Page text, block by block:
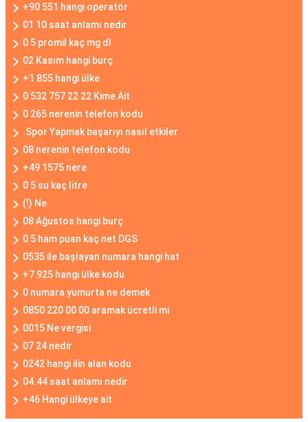
+90 551 hangi operatör
01 10 saat anlamı nedir
0 5 promil kaç mg dl
02 Kasım hangi burç
+1 855 hangi ülke
0 532 757 22 22 Kime Ait
0 265 nerenin telefon kodu
.Spor Yapmak başarıyı nasıl etkiler
08 nerenin telefon kodu
+49 1575 nere
0 5 su kaç litre
(!) Ne
08 Ağustos hangi burç
0 5 ham puan kaç net DGS
0535 ile başlayan numara hangi hat
+7 925 hangi ülke kodu
0 numara yumurta ne demek
0850 220 00 00 aramak ücretli mi
0015 Ne vergisi
07 24 nedir
0242 hangi ilin alan kodu
04.44 saat anlamı nedir
+46 Hangi ülkeye ait